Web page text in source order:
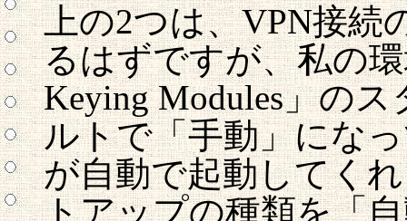
上の2つは、VPN接続
るはずですが、私の環
Keying Modules」の
ルトで「手動」にな
が自動で起動してく
トアップの種類を「